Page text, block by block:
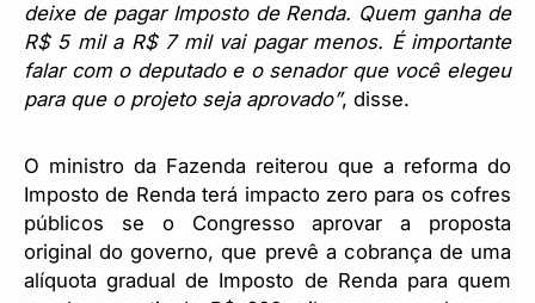
deixe de pagar Imposto de Renda. Quem ganha de
R$ 5 mil a R$ 7 mil vai pagar menos. É importante
falar com o deputado e o senador que você elegeu
para que o projeto seja aprovado”, disse.
O ministro da Fazenda reiterou que a reforma do
Imposto de Renda terá impacto zero para os cofres
públicos se o Congresso aprovar a proposta
original do governo, que prevê a cobrança de uma
alíquota gradual de Imposto de Renda para quem